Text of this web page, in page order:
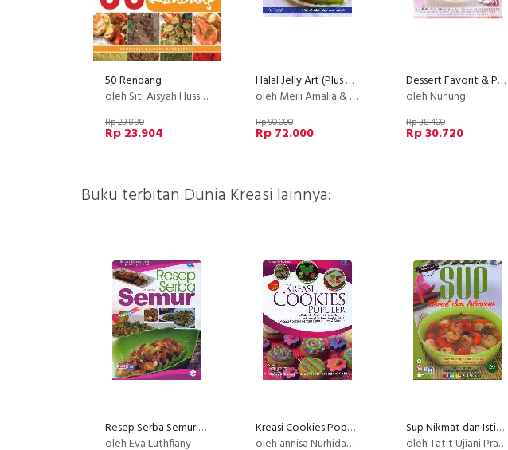
50 Rendang
oleh Siti Aisyah Hussain
Rp 29.880
Rp 23.904
Halal Jelly Art (Plus DVD)
oleh Meili Amalia & Shamsiar Agustin
Rp 90.000
Rp 72.000
Dessert Favorit & Populer (Makanan Penutup Praktis & Yummy) Food Lovers
oleh Nunung
Rp 38.400
Rp 30.720
Buku terbitan Dunia Kreasi lainnya:
Resep Serba Semur (full color)
oleh Eva Luthfiany
Kreasi Cookies Populer
oleh annisa Nurhidayati
Sup Nikmat dan Istimewa (Full Color+Full Picture)
oleh Tatit Ujiani Prasetya